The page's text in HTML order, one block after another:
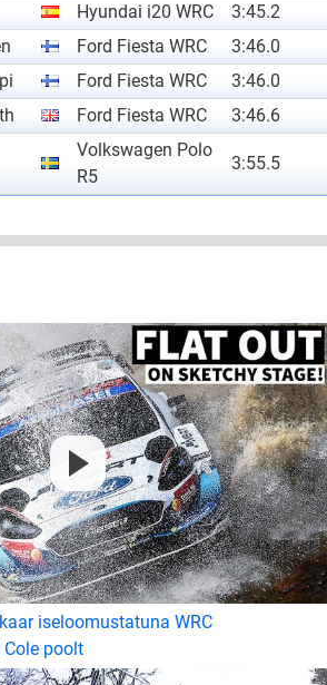
Hyundai i20 WRC
3:45.2
Ford Fiesta WRC
3:46.0
Ford Fiesta WRC
3:46.0
Ford Fiesta WRC 3:46.6
Volkswagen Polo
R5
3:55.5
iseloomustatuna WRC
poolt